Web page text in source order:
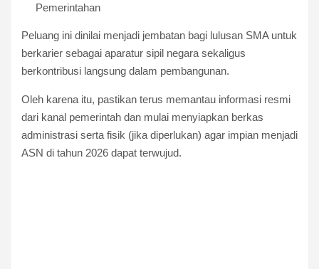
Pemerintahan
Peluang ini dinilai menjadi jembatan bagi lulusan SMA untuk
berkarier sebagai aparatur sipil negara sekaligus
berkontribusi langsung dalam pembangunan.
Oleh karena itu, pastikan terus memantau informasi resmi
dari kanal pemerintah dan mulai menyiapkan berkas
administrasi serta fisik (jika diperlukan) agar impian menjadi
ASN di tahun 2026 dapat terwujud.